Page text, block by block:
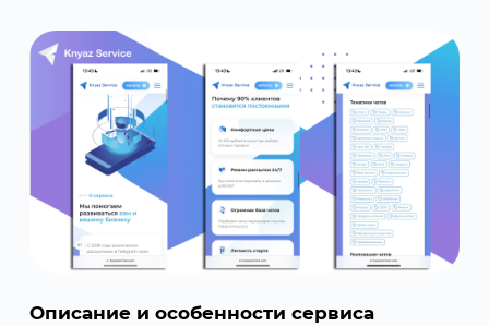
Описание и особенности сервиса